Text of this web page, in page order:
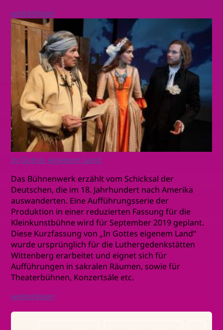
weiterlesen
In Gottes eigenem Land
Das Bühnenwerk erzählt vom Schicksal der
Deutschen, die im 18. Jahrhundert nach Amerika
auswanderten. Eine Aufführungsserie der
Produktion in einer reduzierten Fassung für die
Kleinkunstbühne wird für September 2019 geplant.
Diese Kurzfassung von „In Gottes eigenem Land“
wurde ursprünglich für die Luthergedenkstätten
Wittenberg erarbeitet und eignet sich für
Aufführungen in sakralen Räumen, sowie für
Theaterbühnen, Konzertsäle etc.
weiterlesen